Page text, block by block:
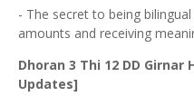
- The secret to being
amounts and receiving
Dhoran 3 Thi 12 DD
Updates]